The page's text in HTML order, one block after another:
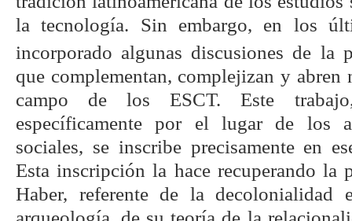
la tecnología. Sin embargo, en los
incorporado algunas discusiones de la
que complementan, complejizan y abren
campo de los ESCT. Este
específicamente por el lugar de los
sociales, se inscribe precisamente en
Esta inscripción la hace recuperando la
Haber, referente de la